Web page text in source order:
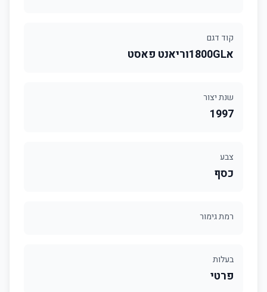
קוד דגם
א1800GLוריאנט פאסט
שנת יצור
1997
צבע
כסף
רמת גימור
בעלות
פרטי